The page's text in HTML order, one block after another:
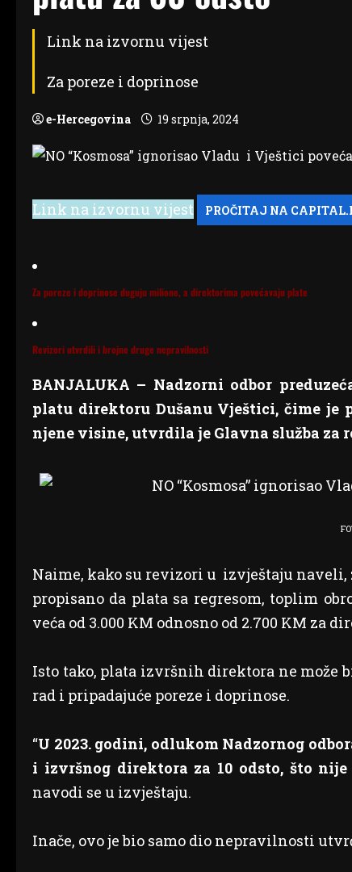
Link na izvornu vijest
Za poreze i doprinose
e-Hercegovina 19 srpnja, 2024
Link na izvornu vijest
Za poreze i doprinose duguju milione, a direktorima povećavaju plate
Revizori utvrdili i brojne druge nepravilnosti
BANJALUKA – Nadzorni odbor
platu direktoru Dušanu Vještici, čime
njene visine, utvrdila je Glavna služba za
Naime, kako su revizori u izvještaju naveli,
propisano da plata sa regresom, toplim
veća od 3.000 KM odnosno od 2.700 KM za
Isto tako, plata izvršnih direktora ne može
rad i pripadajuće poreze i doprinose.
“U 2023. godini, odlukom Nadzornog
i izvršnog direktora za 10 odsto, što
navodi se u izvještaju.
Inače, ovo je bio samo dio nepravilnosti